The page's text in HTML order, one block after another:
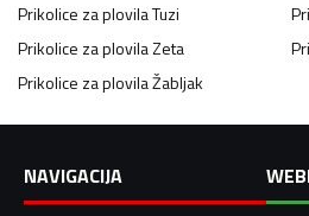
Prikolice za plovilaTuzi
Prikolice za plovilaZeta
Prikolice za plovilaŽabljak
NAVIGACIJA